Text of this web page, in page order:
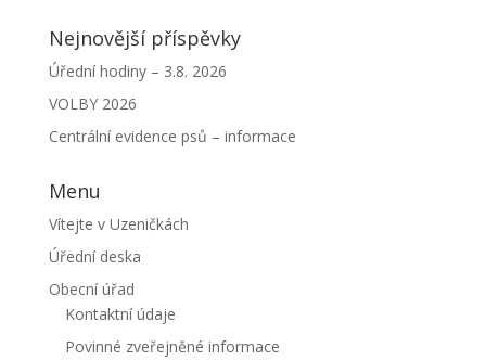
Nejnovější příspěvky
Úřední hodiny – 3.8. 2026
VOLBY 2026
Centrální evidence psů – informace
Menu
Vítejte v Uzeničkách
Úřední deska
Obecní úřad
Kontaktní údaje
Povinné zveřejněné informace